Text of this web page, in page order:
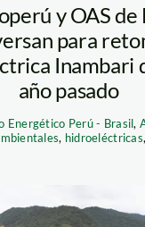
y OAS de
para
Inambari
año pasado
Energético Perú - Brasil,
, hidroeléctricas,